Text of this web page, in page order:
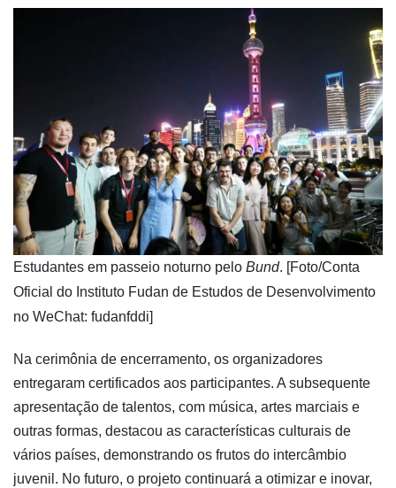
​Estudantes em passeio noturno pelo Bund. [Foto/Conta
Oficial do Instituto Fudan de Estudos de Desenvolvimento
no WeChat: fudanfddi]
Na cerimônia de encerramento, os organizadores
entregaram certificados aos participantes. A subsequente
apresentação de talentos, com música, artes marciais e
outras formas, destacou as características culturais de
vários países, demonstrando os frutos do intercâmbio
juvenil. No futuro, o projeto continuará a otimizar e inovar,